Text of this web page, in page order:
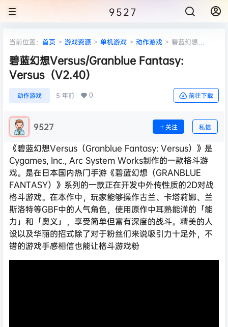
9527
当前位置： 首页 > 游戏资源 > 单机游戏 > 动作游戏 > 碧蓝幻想
碧蓝幻想Versus/Granblue Fantasy:
Versus（V2.40）
动作游戏 5 年前 0 前往下载
9527 关注 私信
《碧蓝幻想Versus（Granblue Fantasy: Versus）》是
Cygames, Inc., Arc System Works制作的一款格斗游
戏。是在日本国内热门手游《碧蓝幻想（GRANBLUE
FANTASY）》系列的一款正在开发中外传性质的2D对战
格斗游戏。在本作中，玩家能够操作古兰、卡塔莉娜、兰
斯洛特等GBF中的人气角色，使用原作中耳熟能详的「能
力」和「奥义」，享受简单但富有深度的战斗。精美的人
设以及华丽的招式除了对于粉丝们来说吸引力十足外，不
错的游戏手感相信也能让格斗游戏粉